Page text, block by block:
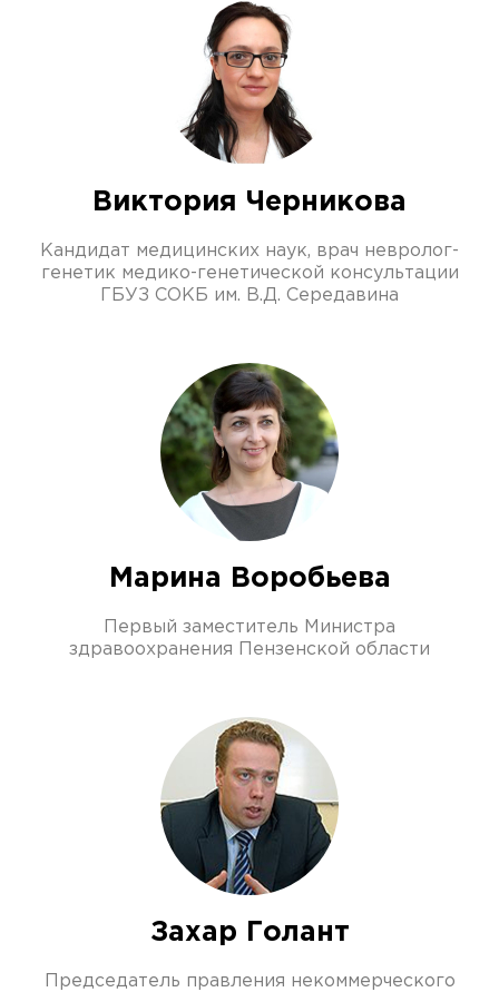
Виктория Черникова
Кандидат медицинских наук, врач невролог-
генетик медико-генетической консультации
ГБУЗ СОКБ им. В.Д. Середавина
Марина Воробьева
Первый заместитель Министра
здравоохранения Пензенской области
Захар Голант
Председатель правления некоммерческого